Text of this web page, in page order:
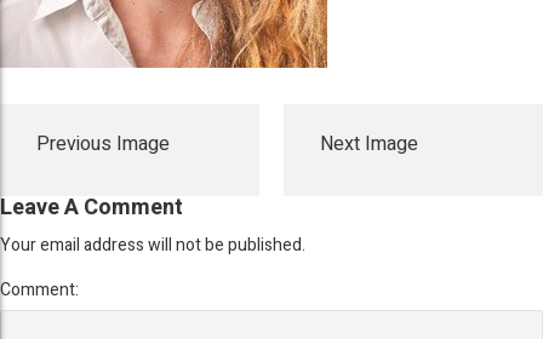
Previous Image Next Image
Leave A Comment
Your email address will not be published.
Comment: